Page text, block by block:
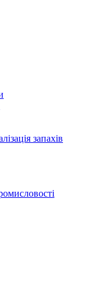
запахів